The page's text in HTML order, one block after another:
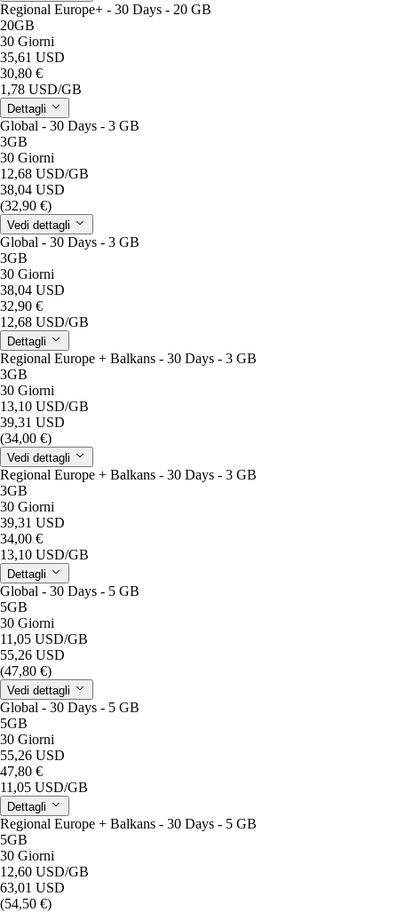
Regional Europe+ - 30 Days - 20 GB
20GB
30 Giorni
35,61 USD
30,80 €
1,78 USD/GB
Dettagli
Global - 30 Days - 3 GB
3GB
30 Giorni
12,68 USD/GB
38,04 USD
(32,90 €)
Vedi dettagli
Global - 30 Days - 3 GB
3GB
30 Giorni
38,04 USD
32,90 €
12,68 USD/GB
Dettagli
Regional Europe + Balkans - 30 Days - 3 GB
3GB
30 Giorni
13,10 USD/GB
39,31 USD
(34,00 €)
Vedi dettagli
Regional Europe + Balkans - 30 Days - 3 GB
3GB
30 Giorni
39,31 USD
34,00 €
13,10 USD/GB
Dettagli
Global - 30 Days - 5 GB
5GB
30 Giorni
11,05 USD/GB
55,26 USD
(47,80 €)
Vedi dettagli
Global - 30 Days - 5 GB
5GB
30 Giorni
55,26 USD
47,80 €
11,05 USD/GB
Dettagli
Regional Europe + Balkans - 30 Days - 5 GB
5GB
30 Giorni
12,60 USD/GB
63,01 USD
(54,50 €)